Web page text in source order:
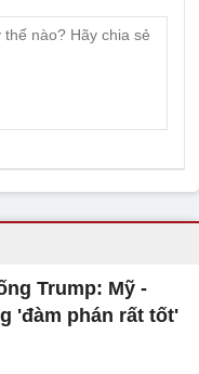
Trump: Mỹ -
'đàm phán rất tốt'